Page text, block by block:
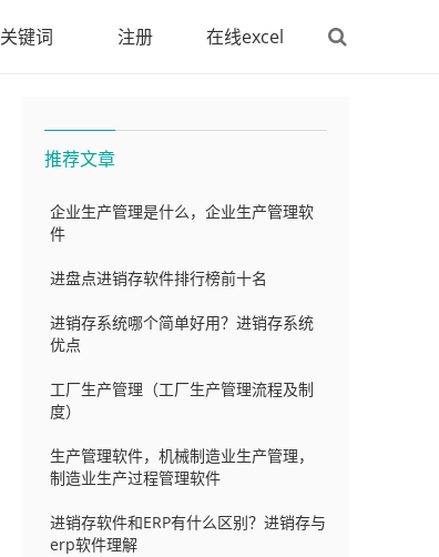
关键词 注册 在线excel
推荐文章
企业生产管理是什么，企业生产管理软
件
进盘点进销存软件排行榜前十名
进销存系统哪个简单好用？进销存系统
优点
工厂生产管理（工厂生产管理流程及制
度）
生产管理软件，机械制造业生产管理，
制造业生产过程管理软件
进销存软件和ERP有什么区别？进销存与
erp软件理解